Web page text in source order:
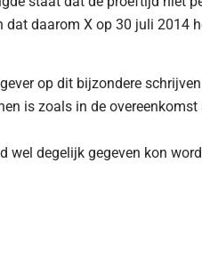
dat daarom X op 30 juli 2014
op dit bijzondere
is zoals in de
wel degelijk gegeven kon